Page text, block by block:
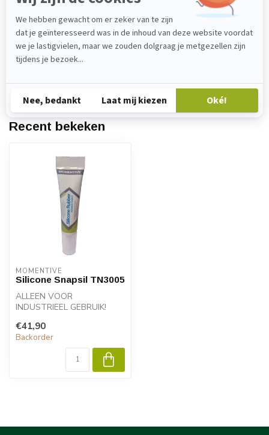
Heeft u vragen over dit product?
Neem gerust contact op met onze
klantenservice via
Recent bekeken
MOMENTIVE
Silicone Snapsil TN3005
ALLEEN VOOR
INDUSTRIEEL GEBRUIK!
is een laag vluchtig ...
€41,90
Backorder